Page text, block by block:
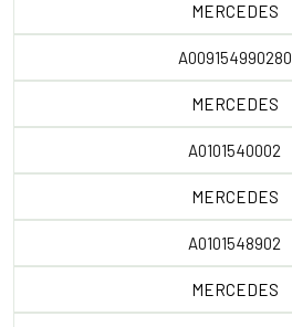
MERCEDES
A009154990280
MERCEDES
A0101540002
MERCEDES
A0101548902
MERCEDES